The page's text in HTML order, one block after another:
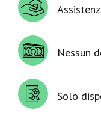
Nessun
Solo